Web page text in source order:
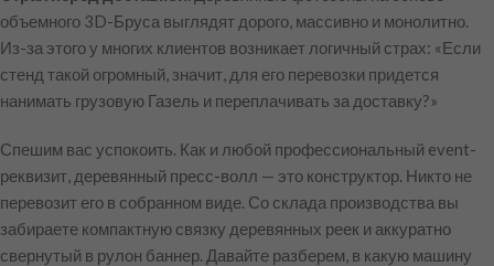
объемного 3D-Бруса выглядят дорого, массивно и монолитно.
Из-за этого у многих клиентов возникает логичный страх: «Если
стенд такой огромный, значит, для его перевозки придется
нанимать грузовую Газель и переплачивать за доставку?»
Спешим вас успокоить. Как и любой профессиональный event-
реквизит, деревянный пресс-волл — это конструктор. Никто не
перевозит его в собранном виде. Со склада производства вы
забираете компактную связку деревянных реек и аккуратно
свернутый в рулон баннер. Давайте разберем, в какую машину